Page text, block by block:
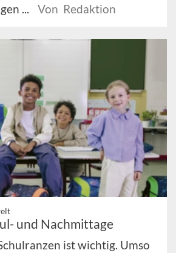
...
Von Redaktion
und Nachmittage
ist wichtig. Umso